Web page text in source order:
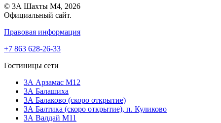
© 3А Шахты М4, 2026
Официальный сайт.
Правовая информация
+7 863 628-26-33
Гостиницы сети
3А Арзамас М12
3А Балашиха
3А Балаково (скоро открытие)
ЗА Балтика (скоро открытие), п. Куликово
ЗА Валдай M11